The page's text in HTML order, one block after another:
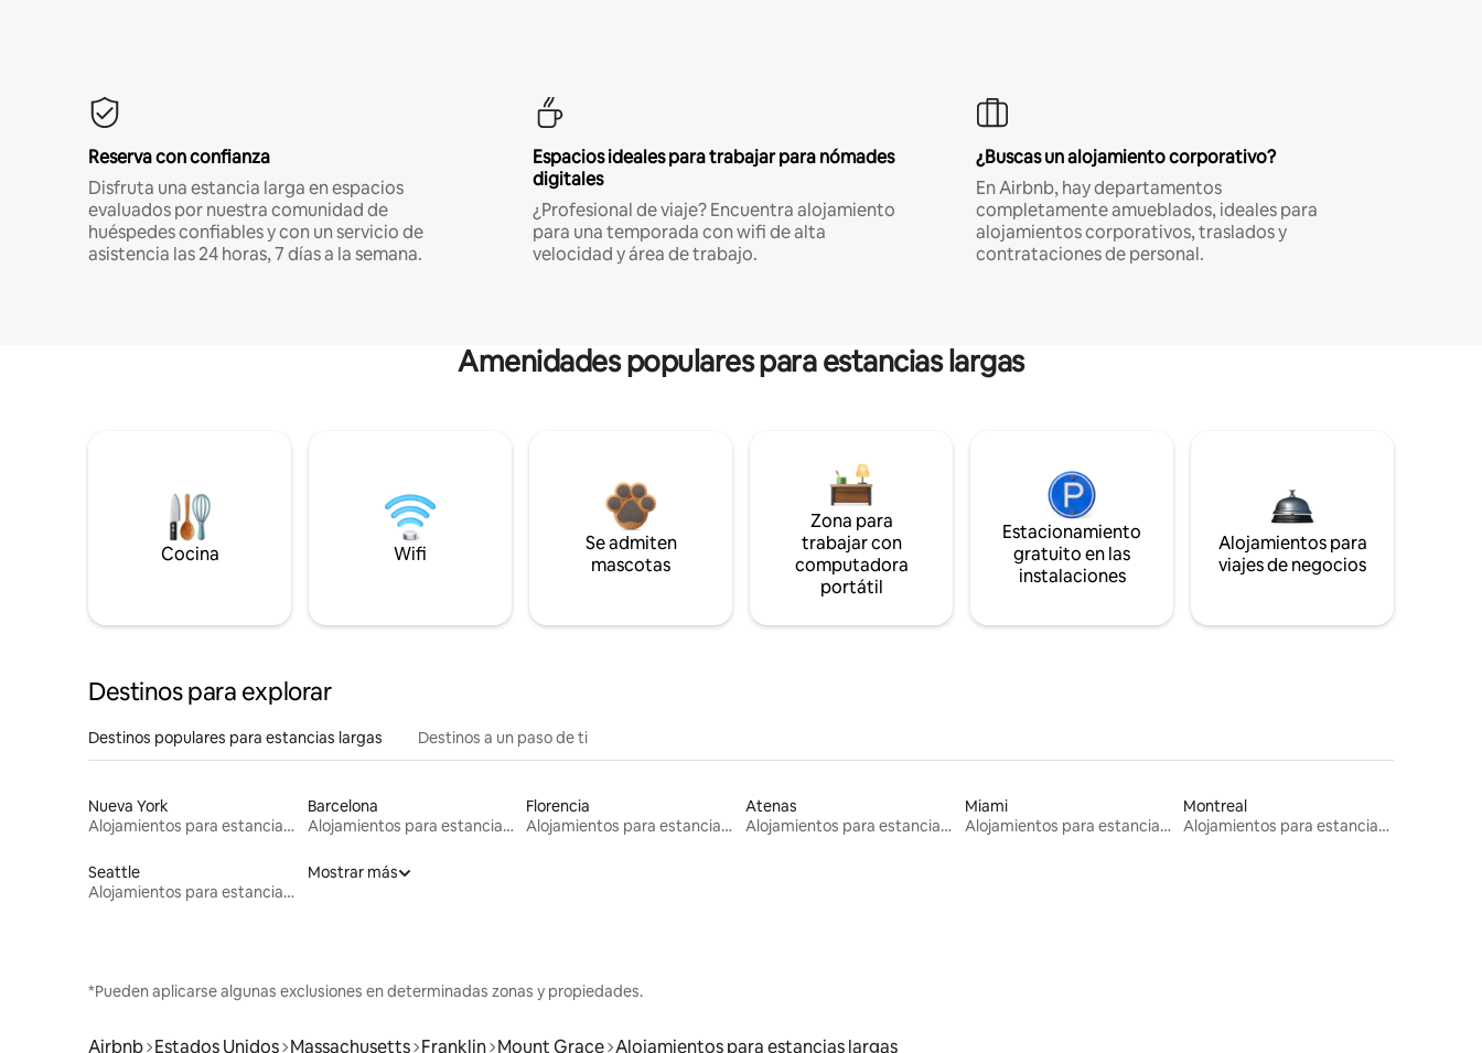
Reserva con confianza
Disfruta una estancia larga en espacios
evaluados por nuestra comunidad de
huéspedes confiables y con un servicio de
asistencia las 24 horas, 7 días a la semana.
Espacios ideales para trabajar para nómades
digitales
¿Profesional de viaje? Encuentra alojamiento
para una temporada con wifi de alta
velocidad y área de trabajo.
¿Buscas un alojamiento corporativo?
En Airbnb, hay departamentos
completamente amueblados, ideales para
alojamientos corporativos, traslados y
contrataciones de personal.
Amenidades populares para estancias largas
Cocina Wifi
Se admiten
mascotas
Zona para
trabajar con
computadora
portátil
Estacionamiento
gratuito en las
instalaciones
Alojamientos para
viajes de negocios
Destinos para explorar
Destinos populares para estancias largas Destinos a un paso de ti
Nueva York
Alojamientos para estancias largas
Barcelona
Alojamientos para estancias largas
Florencia
Alojamientos para estancias largas
Atenas
Alojamientos para estancias largas
Miami
Alojamientos para estancias largas
Montreal
Alojamientos para estancias largas
Seattle
Alojamientos para estancias largas
Mostrar más
*Pueden aplicarse algunas exclusiones en determinadas zonas y propiedades.
Airbnb Estados Unidos Massachusetts Franklin Mount Grace Alojamientos para estancias largas